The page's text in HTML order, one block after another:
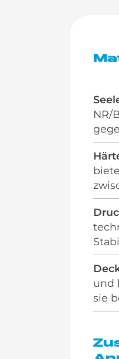
NR/
und
sie